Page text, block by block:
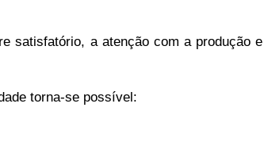
satisfatório, a atenção com a produção e
torna-se possível: